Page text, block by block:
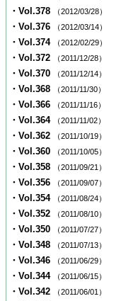
・Vol.378 （2012/03/28）
・Vol.376 （2012/03/14）
・Vol.374 （2012/02/29）
・Vol.372 （2011/12/28）
・Vol.370 （2011/12/14）
・Vol.368 （2011/11/30）
・Vol.366 （2011/11/16）
・Vol.364 （2011/11/02）
・Vol.362 （2011/10/19）
・Vol.360 （2011/10/05）
・Vol.358 （2011/09/21）
・Vol.356 （2011/09/07）
・Vol.354 （2011/08/24）
・Vol.352 （2011/08/10）
・Vol.350 （2011/07/27）
・Vol.348 （2011/07/13）
・Vol.346 （2011/06/29）
・Vol.344 （2011/06/15）
・Vol.342 （2011/06/01）